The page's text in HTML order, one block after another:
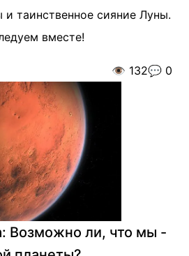
и таинственное сияние Луны.
вместе!
👁️ 132💬 0
Возможно ли, что мы -